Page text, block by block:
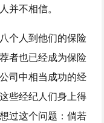
并不相信。
个人到他们的保险
者也已经成为保险
司中相当成功的经
些经纪人们身上得
过这个问题：倘若